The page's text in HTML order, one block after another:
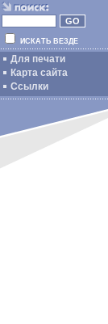
ИСКАТЬ ВЕЗДЕ
Для печати
Карта сайта
Ссылки